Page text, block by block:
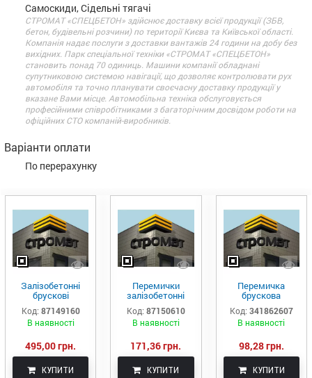
Самоскиди, Сідельні тягачі
СТРОМАТ «СПЕЦБЕТОН» здійснює доставку всієї продукції (ЗБВ,
бетон, будівельні розчини) по території Києва та Київської області.
Компанія надає послуги з доставки вантажів 24 години на добу без
вихідних. Парк спеціальної техніки «СТРОМАТ «СПЕЦБЕТОН»
становить понад 70 одиниць. Машини компанії обладнані
супутниковою системою навігації, що дозволяє контролювати рух
автомобіля та точно планувати своєчасну доставку продукції у
вказане Вами місце. Автомобільна техніка обслуговується
професійними співробітниками з багаторічним досвідом роботи на
офіційних СТО компаній-виробників.
Варіанти оплати
По перерахунку
Залізобетонні
брускові
перемички (Київ)
3ПБ39-8-п
Код: 87149160
В наявності
495,00 грн.
КУПИТИ
Перемички
залізобетонні
брускові 3ПБ21-8-
п
Код: 87150610
В наявності
171,36 грн.
КУПИТИ
Перемичка
брускова
залізобетонна
2ПБ 16-1-п
Код: 341862607
В наявності
98,28 грн.
КУПИТИ